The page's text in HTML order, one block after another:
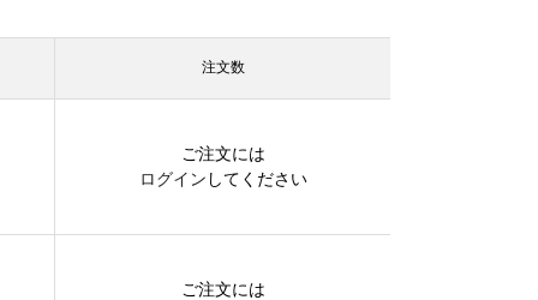
注文数
ご注文には
ログイン してください
ご注文には